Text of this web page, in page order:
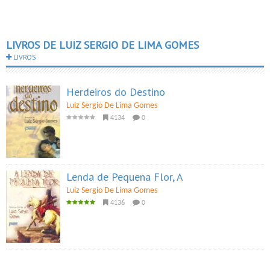
LIVROS DE LUIZ SERGIO DE LIMA GOMES
LIVROS
Herdeiros do Destino
Luiz Sergio De Lima Gomes
4134 0
Lenda de Pequena Flor, A
Luiz Sergio De Lima Gomes
4136 0